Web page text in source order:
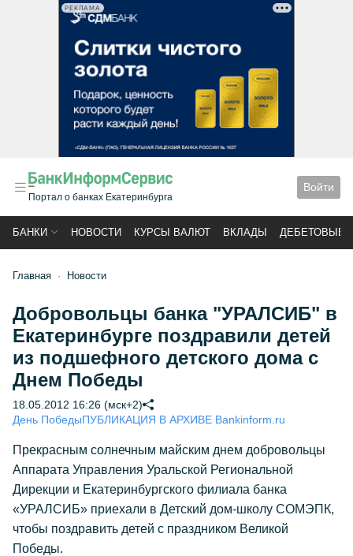
РЕКЛАМА
Портал о банках Екатеринбурга
Войти
БАНКИ НОВОСТИ КУРСЫ ВАЛЮТ ВКЛАДЫ ДЕБЕТОВЫЕ
Главная Новости
Добровольцы банка "УРАЛСИБ" в
Екатеринбурге поздравили детей
из подшефного детского дома с
Днем Победы
18.05.2012 16:26 (мск+2)
День ПобедыПУБЛИКАЦИЯ В АРХИВЕ Bankinform.ru
Прекрасным солнечным майским днем добровольцы
Аппарата Управления Уральской Региональной
Дирекции и Екатеринбургского филиала банка
«УРАЛСИБ» приехали в Детский дом-школу СОМЭПК,
чтобы поздравить детей с праздником Великой
Победы.